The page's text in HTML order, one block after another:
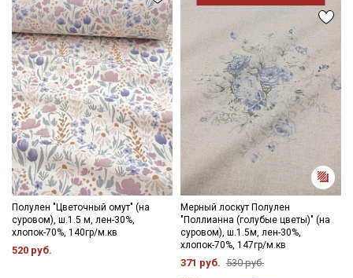
Полулен "Цветочный омут" (на
суровом), ш.1.5 м, лен-30%,
хлопок-70%, 140гр/м.кв
520 руб.
Мерный лоскут Полулен
"Поллианна (голубые цветы)" (на
суровом), ш.1.5м, лен-30%,
хлопок-70%, 147гр/м.кв
371 руб. 530 руб.